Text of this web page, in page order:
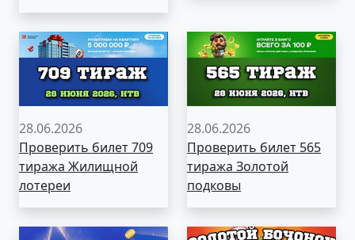
28.06.2026
Проверить билет 709
тиража Жилищной
лотереи
28.06.2026
Проверить билет 565
тиража Золотой
подковы